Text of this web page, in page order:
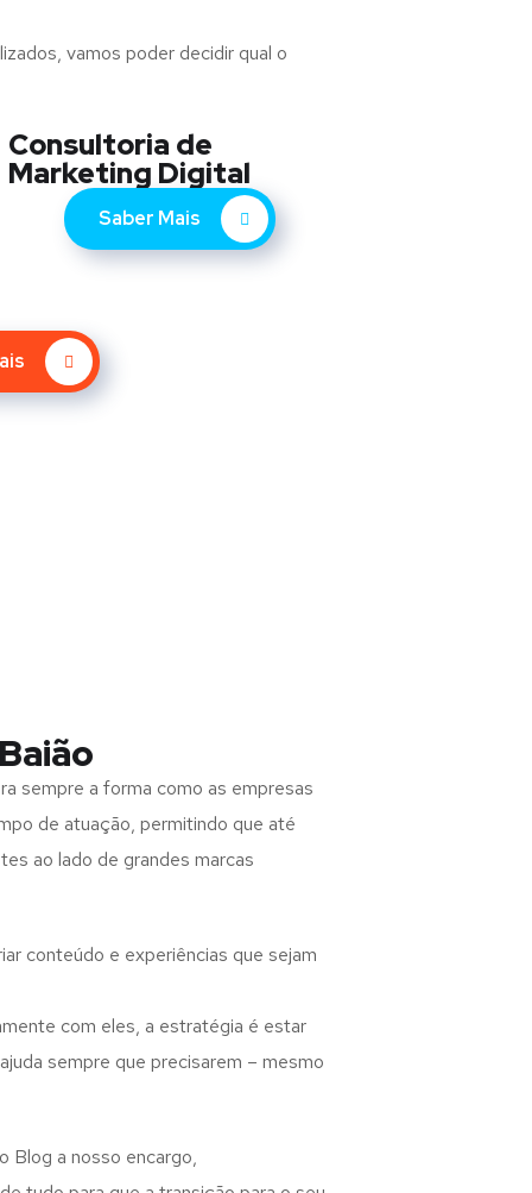
vamos poder decidir qual o
Consultoria de
Marketing Digital
Saber Mais
sempre a forma como as empresas
de atuação, permitindo que até
ao lado de grandes marcas
conteúdo e experiências que sejam
com eles, a estratégia é estar
sempre que precisarem – mesmo
Blog a nosso encargo,